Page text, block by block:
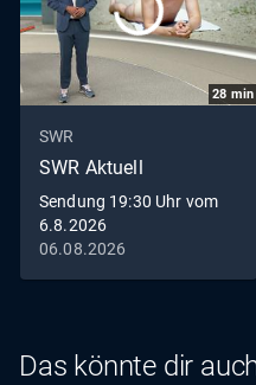
28 min
SWR
SWR Aktuell
Sendung 19:30 Uhr vom
6.8.2026
06.08.2026
Das könnte dir